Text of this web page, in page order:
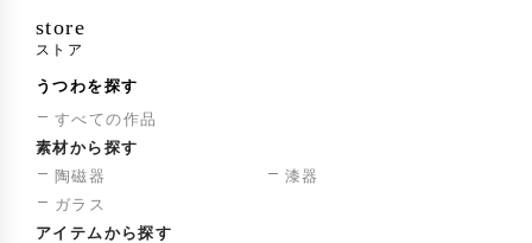
store
ストア
うつわを探す
すべての作品
素材から探す
陶磁器
漆器
ガラス
アイテムから探す